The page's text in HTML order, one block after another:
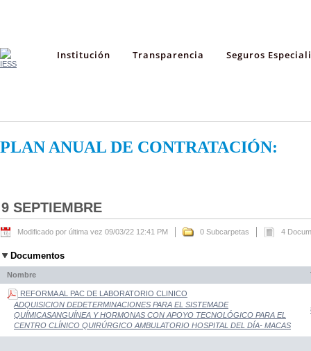
Institución Transparencia Seguros
PLAN ANUAL DE CONTRATACIÓN:
9 SEPTIEMBRE
Modificado por última vez 09/03/22 12:41 PM 0 Subcarpetas 4
Documentos
Nombre
REFORMA AL PAC DE LABORATORIO CLINICO
ADQUISICION DEDETERMINACIONES PARA EL SISTEMADE
QUÍMICASANGUÍNEA Y HORMONAS CON APOYO TECNOLÓGICO PARA EL
CENTRO CLÍNICO QUIRÚRGICO AMBULATORIO HOSPITAL DEL DÍA- MACAS